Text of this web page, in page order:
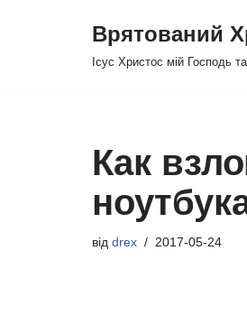
Врятований
Ісус Христос мій Господь
Как
від drex 2017-05-24